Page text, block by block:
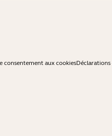
consentement aux cookies